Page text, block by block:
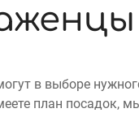
в выборе
план посадок,